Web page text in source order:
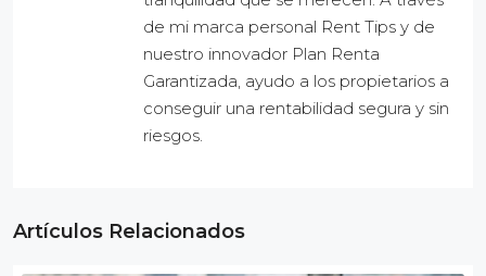
de mi marca personal Rent Tips y de
nuestro innovador Plan Renta
Garantizada, ayudo a los propietarios a
conseguir una rentabilidad segura y sin
riesgos.
Artículos Relacionados